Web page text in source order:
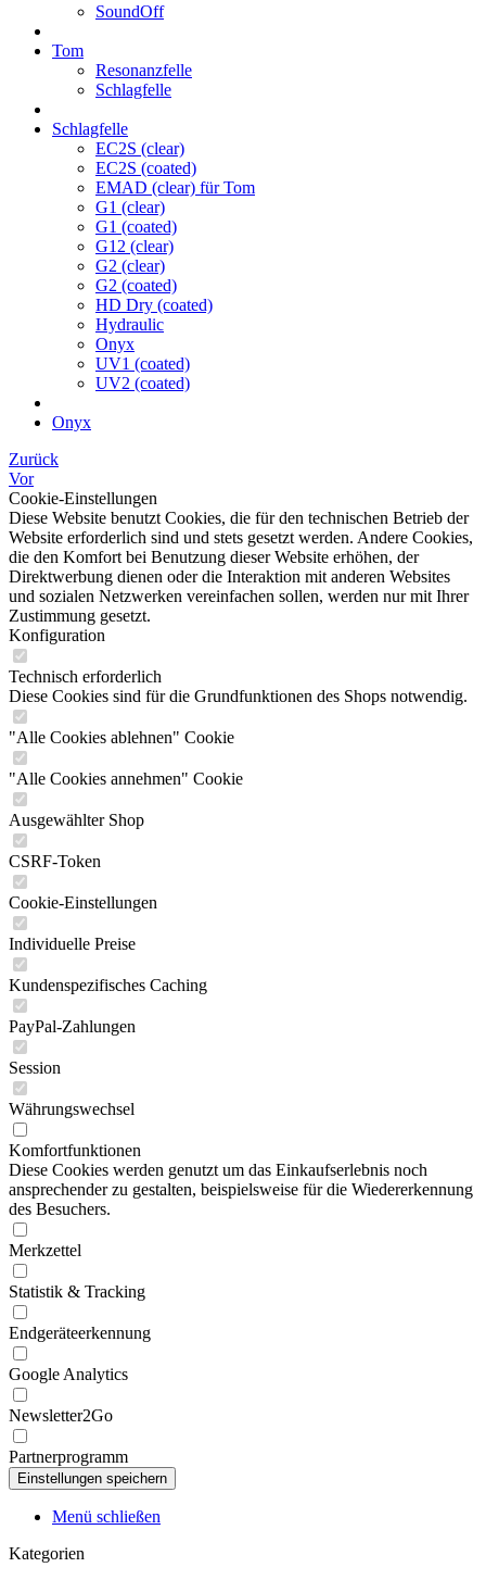
SoundOff
Tom
Resonanzfelle
Schlagfelle
Schlagfelle
EC2S (clear)
EC2S (coated)
EMAD (clear) für Tom
G1 (clear)
G1 (coated)
G12 (clear)
G2 (clear)
G2 (coated)
HD Dry (coated)
Hydraulic
Onyx
UV1 (coated)
UV2 (coated)
Onyx
Zurück
Vor
Cookie-Einstellungen
Diese Website benutzt Cookies, die für den technischen Betrieb der
Website erforderlich sind und stets gesetzt werden. Andere Cookies,
die den Komfort bei Benutzung dieser Website erhöhen, der
Direktwerbung dienen oder die Interaktion mit anderen Websites
und sozialen Netzwerken vereinfachen sollen, werden nur mit Ihrer
Zustimmung gesetzt.
Konfiguration
Technisch erforderlich
Diese Cookies sind für die Grundfunktionen des Shops notwendig.
"Alle Cookies ablehnen" Cookie
"Alle Cookies annehmen" Cookie
Ausgewählter Shop
CSRF-Token
Cookie-Einstellungen
Individuelle Preise
Kundenspezifisches Caching
PayPal-Zahlungen
Session
Währungswechsel
Komfortfunktionen
Diese Cookies werden genutzt um das Einkaufserlebnis noch
ansprechender zu gestalten, beispielsweise für die Wiedererkennung
des Besuchers.
Merkzettel
Statistik & Tracking
Endgeräteerkennung
Google Analytics
Newsletter2Go
Partnerprogramm
Menü schließen
Kategorien